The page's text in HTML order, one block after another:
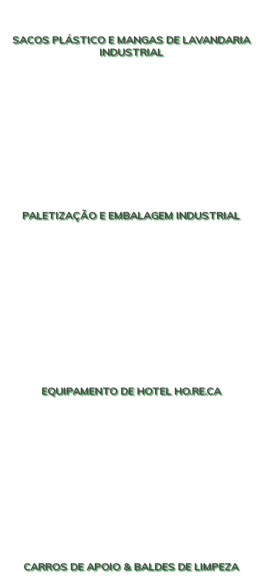
SACOS PLÁSTICO E MANGAS DE LAVANDARIA
INDUSTRIAL
PALETIZAÇÃO E EMBALAGEM INDUSTRIAL
EQUIPAMENTO DE HOTEL HO.RE.CA
CARROS DE APOIO & BALDES DE LIMPEZA